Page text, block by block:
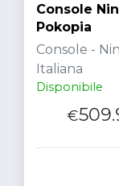
Console
Pokopia
Console -
Italiana
Disponibile
€